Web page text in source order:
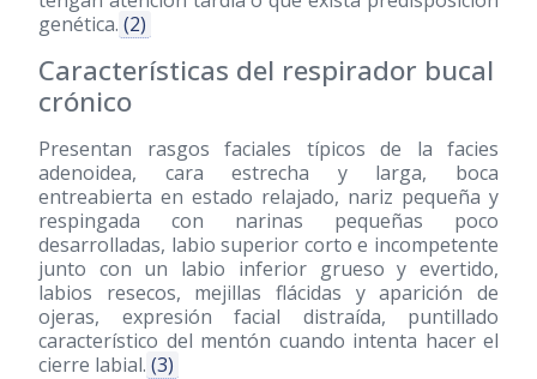
genética. (2)
Características del respirador bucal
crónico
Presentan rasgos faciales típicos de la facies
adenoidea, cara estrecha y larga, boca
entreabierta en estado relajado, nariz pequeña y
respingada con narinas pequeñas poco
desarrolladas, labio superior corto e incompetente
junto con un labio inferior grueso y evertido,
labios resecos, mejillas flácidas y aparición de
ojeras, expresión facial distraída, puntillado
característico del mentón cuando intenta hacer el
cierre labial. (3)